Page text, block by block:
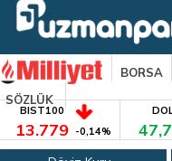
BORSA
SÖZLÜK
BIST100
13.779 -0,14%